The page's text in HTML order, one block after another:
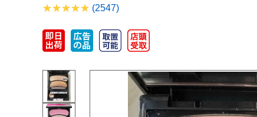
(2547)